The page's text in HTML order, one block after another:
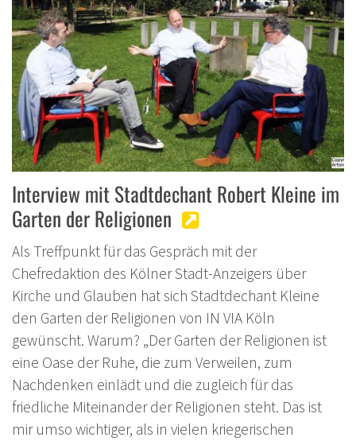
Interview mit Stadtdechant Robert Kleine im
Garten der Religionen
Als Treffpunkt für das Gespräch mit der
Chefredaktion des Kölner Stadt-Anzeigers über
Kirche und Glauben hat sich Stadtdechant Kleine
den Garten der Religionen von IN VIA Köln
gewünscht. Warum? „Der Garten der Religionen ist
eine Oase der Ruhe, die zum Verweilen, zum
Nachdenken einlädt und die zugleich für das
friedliche Miteinander der Religionen steht. Das ist
mir umso wichtiger, als in vielen kriegerischen